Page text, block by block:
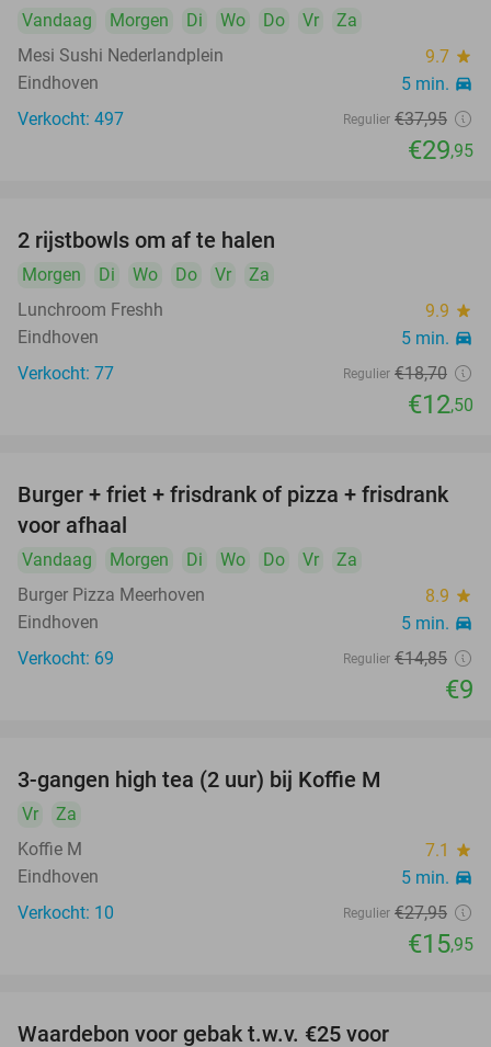
food
Vandaag Morgen Di Wo Do Vr
Za
Mesi Sushi Nederlandplein
9.7 star
Eindhoven 5 min. directions_car
Verkocht: 497 Regulier €37,95
€29,95
2 rijstbowls om af te halen
Morgen Di Wo Do Vr
Za
Lunchroom Freshh
9.9 star
Eindhoven 5 min. directions_car
Verkocht: 77 Regulier €18,70
€12,50
39%
Burger + friet + frisdrank of pizza + frisdrank
voor afhaal
Vandaag Morgen Di Wo Do Vr
Za
Burger Pizza Meerhoven
8.9 star
Eindhoven 5 min. directions_car
Verkocht: 69 Regulier €14,85
€9
3-gangen high tea (2 uur) bij Koffie M
Vr
Za
Koffie M
7.1 star
Eindhoven 5 min. directions_car
Verkocht: 10 Regulier €27,95
€15,95
Waardebon voor gebak t.w.v. €25 voor